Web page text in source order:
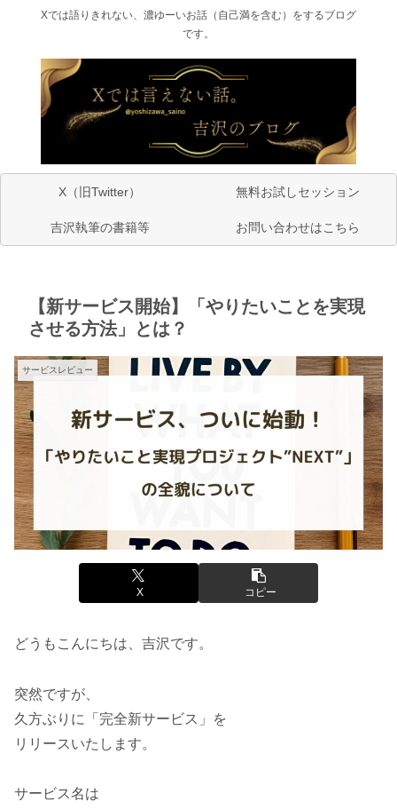
Xでは語りきれない、濃ゆーいお話（自己満を含む）をするブログ
です。
X（旧Twitter） 無料お試しセッション
吉沢執筆の書籍等 お問い合わせはこちら
【新サービス開始】「やりたいことを実現
させる方法」とは？
サービスレビュー
X コピー
どうもこんにちは、吉沢です。
突然ですが、
久方ぶりに「完全新サービス」を
リリースいたします。
サービス名は